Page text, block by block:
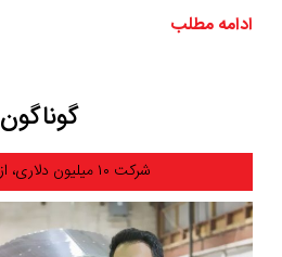
ادامه مطلب
گوناگون
شرکت ۱۰ میلیون دلاری، از زیر زمین خانه